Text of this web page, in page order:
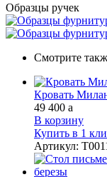
Образцы ручек
Смотрите
Кровать
49 400 a
В корзину
Купить в 1
Артикул: